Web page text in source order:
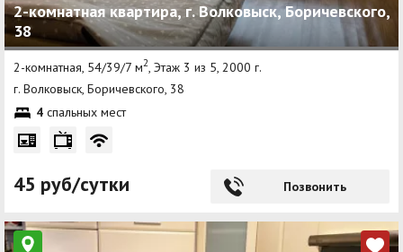
2-комнатная квартира, г. Волковыск, Боричевского,
38
2-комнатная, 54/39/7 м2, Этаж 3 из 5, 2000 г.
г. Волковыск, Боричевского, 38
4 спальных мест
45 руб/сутки Позвонить